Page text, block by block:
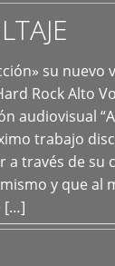
su nuevo
Rock Alto
audiovisual
trabajo
a través de su
y que al
[…]
+